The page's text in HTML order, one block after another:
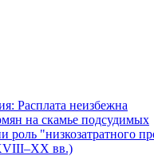
Расплата неизбежна
на скамье подсудимых
"низкозатратного
вв.)